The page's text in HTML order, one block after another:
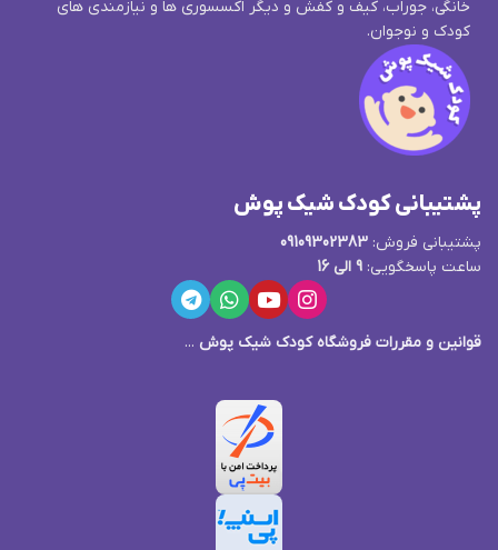
خانگی، جوراب، کیف و کفش و دیگر اکسسوری ها و نیازمندی های
کودک و نوجوان.
پشتیبانی کودک شیک پوش
پشتیبانی فروش: 09109302383
ساعت پاسخگویی: 9 الی 16
قوانین و مقررات فروشگاه کودک شیک پوش ...